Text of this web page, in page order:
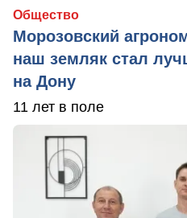
Общество
Морозовский
наш земляк стал
на Дону
11 лет в поле